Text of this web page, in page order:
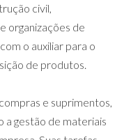
civil,
organizações de
o auxiliar para o
de produtos.
e suprimentos,
a gestão de materiais